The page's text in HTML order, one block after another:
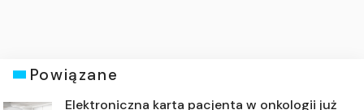
Powiązane
Elektroniczna karta pacjenta w onkologii już